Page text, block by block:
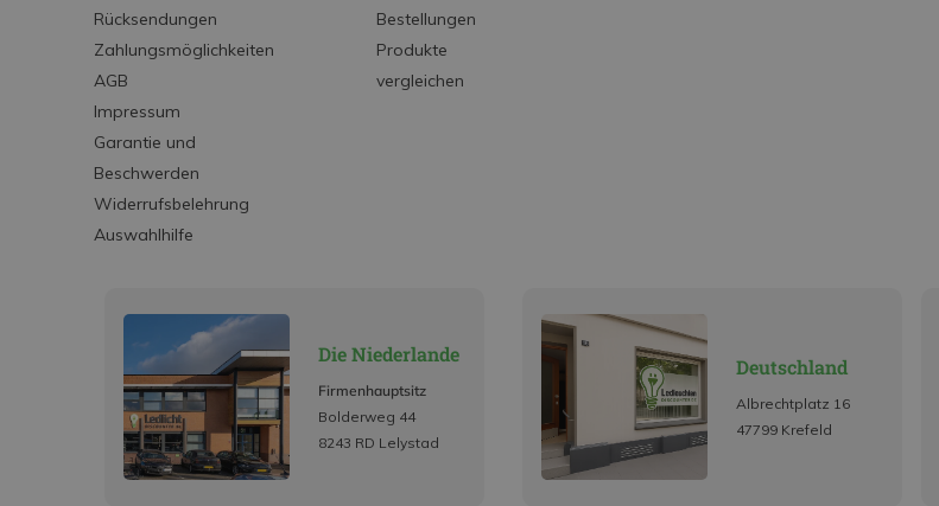
Rücksendungen
Zahlungsmöglichkeiten
AGB
Impressum
Garantie und
Beschwerden
Widerrufsbelehrung
Auswahlhilfe
Bestellungen
Produkte
vergleichen
Die Niederlande
Firmenhauptsitz
Bolderweg 44
8243 RD Lelystad
Deutschland
Albrechtplatz 16
47799 Krefeld